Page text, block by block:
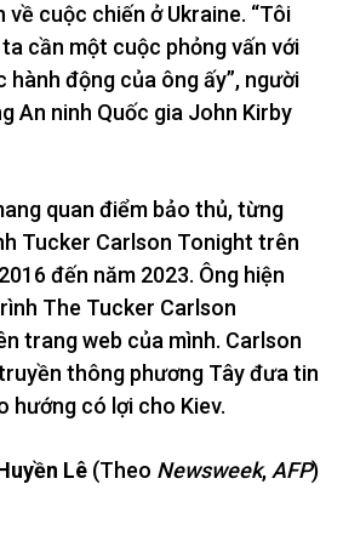
về cuộc chiến ở Ukraine. “Tôi
cần một cuộc phỏng vấn với
hành động của ông ấy”, người
An ninh Quốc gia John Kirby
quan điểm bảo thủ, từng
Tucker Carlson Tonight trên
đến năm 2023. Ông hiện
The Tucker Carlson
trang web của mình. Carlson
thông phương Tây đưa tin
hướng có lợi cho Kiev.
Lê (Theo Newsweek,AFP)